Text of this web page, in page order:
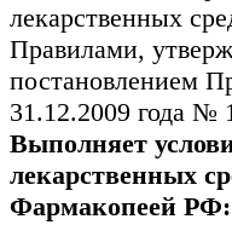
лекарственных
Правилами,
постановлением
31.12.2009 года №
Выполняет
лекарственных
Фармакопеей РФ: